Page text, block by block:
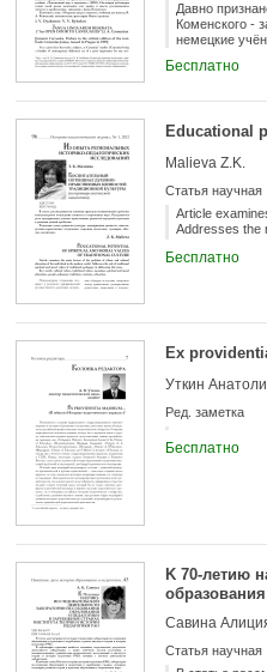
Давно
Коменского -
немецкие
историка
он известен
Бесплатно
Educational
Malievа Z.K.
Статья научная
Article
Addresses the
Бесплатно
Ex
Уткин
Ред. заметка
Бесплатно
K 70-летию
педагогики
Савина
Статья научная